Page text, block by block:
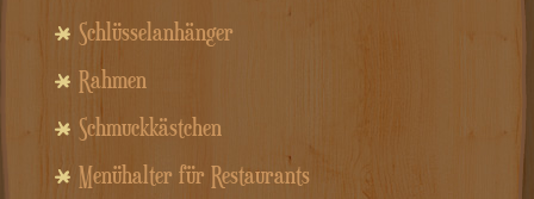
Schlüsselanhänger
Rahmen
Schmuckkästchen
Menühalter für Restaurants